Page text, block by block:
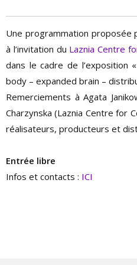
Une programmation proposée
à l’invitation du Laznia Centre
dans le cadre de l’exposition
body – expanded brain –
Remerciements à Agata
Charzynska (Laznia Centre for
réalisateurs, producteurs et
Entrée libre
Infos et contacts : ICI